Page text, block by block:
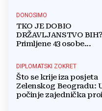
DONOSIMO
TKO JE DOBIO
DRŽAVLJANSTVO BIH?
Primljene 43 osobe...
DIPLOMATSKI ZOKRET
Što se krije iza posjeta
Zelenskog Beogradu:
počinje zajednička